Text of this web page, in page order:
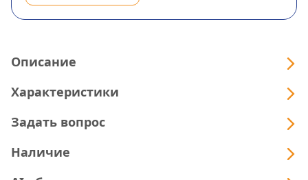
Описание
Характеристики
Задать вопрос
Наличие